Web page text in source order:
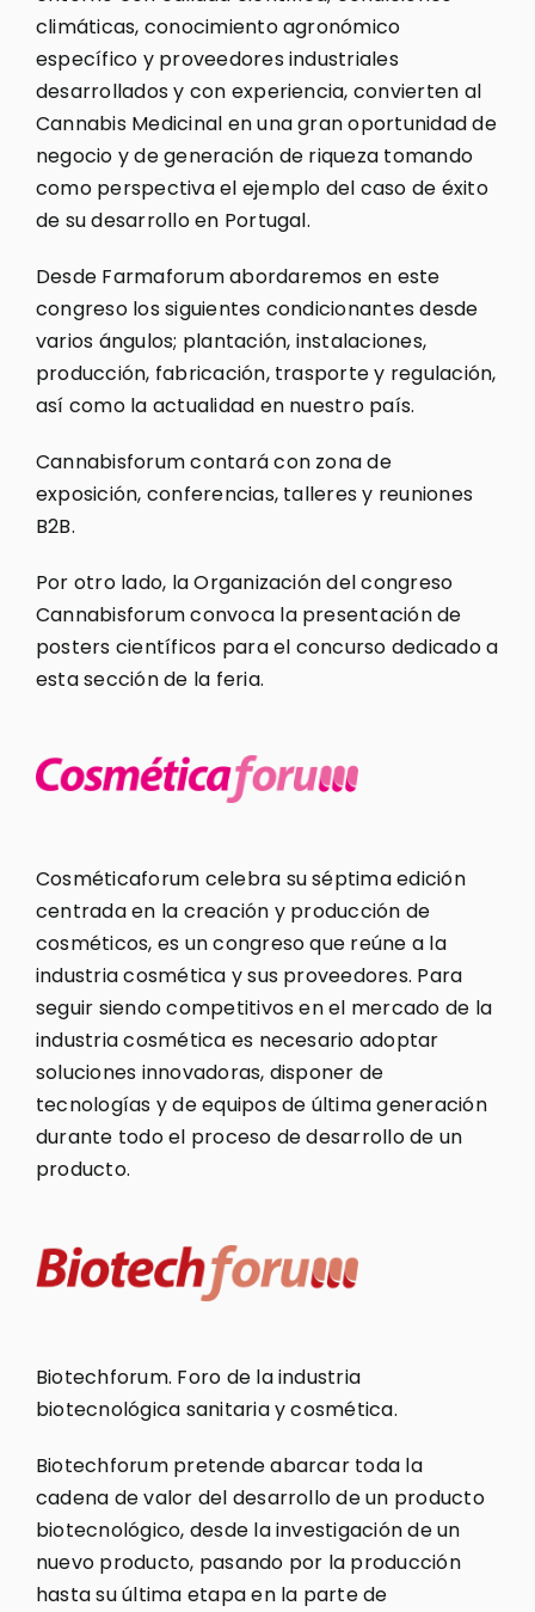
climáticas, conocimiento agronómico
específico y proveedores industriales
desarrollados y con experiencia, convierten al
Cannabis Medicinal en una gran oportunidad de
negocio y de generación de riqueza tomando
como perspectiva el ejemplo del caso de éxito
de su desarrollo en Portugal.
Desde Farmaforum abordaremos en este
congreso los siguientes condicionantes desde
varios ángulos; plantación, instalaciones,
producción, fabricación, trasporte y regulación,
así como la actualidad en nuestro país.
Cannabisforum contará con zona de
exposición, conferencias, talleres y reuniones
B2B.
Por otro lado, la Organización del congreso
Cannabisforum convoca la presentación de
posters científicos para el concurso dedicado a
esta sección de la feria.
Cosméticaforum celebra su séptima edición
centrada en la creación y producción de
cosméticos, es un congreso que reúne a la
industria cosmética y sus proveedores. Para
seguir siendo competitivos en el mercado de la
industria cosmética es necesario adoptar
soluciones innovadoras, disponer de
tecnologías y de equipos de última generación
durante todo el proceso de desarrollo de un
producto.
Biotechforum. Foro de la industria
biotecnológica sanitaria y cosmética.
Biotechforum pretende abarcar toda la
cadena de valor del desarrollo de un producto
biotecnológico, desde la investigación de un
nuevo producto, pasando por la producción
hasta su última etapa en la parte de